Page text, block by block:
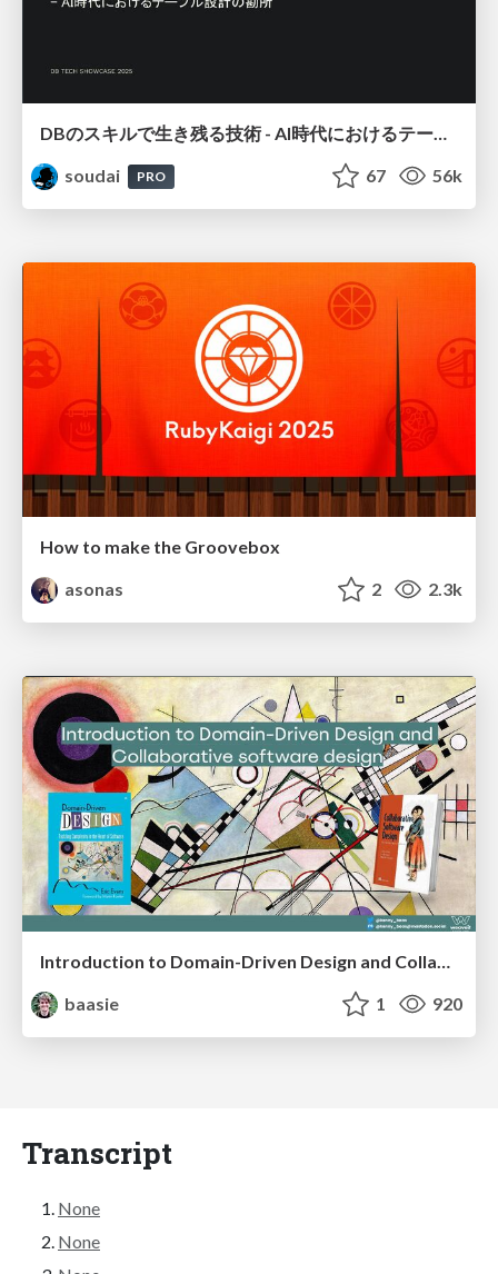
DBのスキルで生き残る技術 - AI時代におけるテーブル設計の勘所
soudai
PRO 67 56k
How to make the Groovebox
asonas
2 2.3k
baasie
1 920
Transcript
None
None